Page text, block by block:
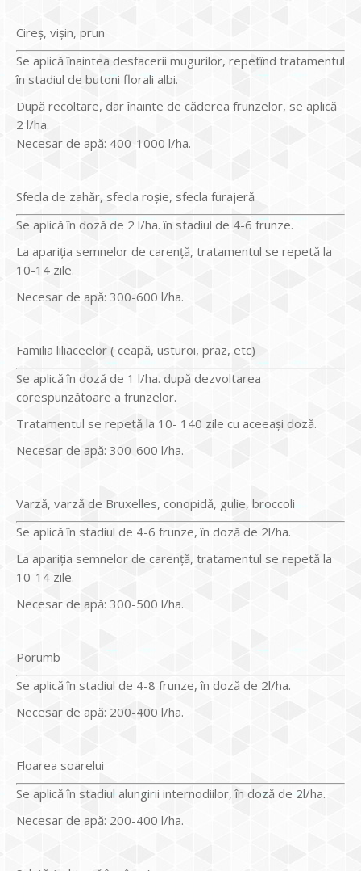
Cireş, vişin, prun
Se aplică înaintea desfacerii mugurilor, repetînd tratamentul
în stadiul de butoni florali albi.
După recoltare, dar înainte de căderea frunzelor, se aplică
2 l/ha.
Necesar de apă: 400-1000 l/ha.
Sfecla de zahăr, sfecla roşie, sfecla furajeră
Se aplică în doză de 2 l/ha. în stadiul de 4-6 frunze.
La apariţia semnelor de carenţă, tratamentul se repetă la
10-14 zile.
Necesar de apă: 300-600 l/ha.
Familia liliaceelor ( ceapă, usturoi, praz, etc)
Se aplică în doză de 1 l/ha. după dezvoltarea
corespunzătoare a frunzelor.
Tratamentul se repetă la 10- 140 zile cu aceeaşi doză.
Necesar de apă: 300-600 l/ha.
Varză, varză de Bruxelles, conopidă, gulie, broccoli
Se aplică în stadiul de 4-6 frunze, în doză de 2l/ha.
La apariţia semnelor de carenţă, tratamentul se repetă la
10-14 zile.
Necesar de apă: 300-500 l/ha.
Porumb
Se aplică în stadiul de 4-8 frunze, în doză de 2l/ha.
Necesar de apă: 200-400 l/ha.
Floarea soarelui
Se aplică în stadiul alungirii internodiilor, în doză de 2l/ha.
Necesar de apă: 200-400 l/ha.